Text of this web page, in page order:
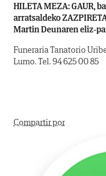
HILETA MEZA: GAUR,
arratsaldeko
Martin Deunaren eliz-
Funeraria Tanatorio
Lumo. Tel. 94 625 00 85
Compartir por